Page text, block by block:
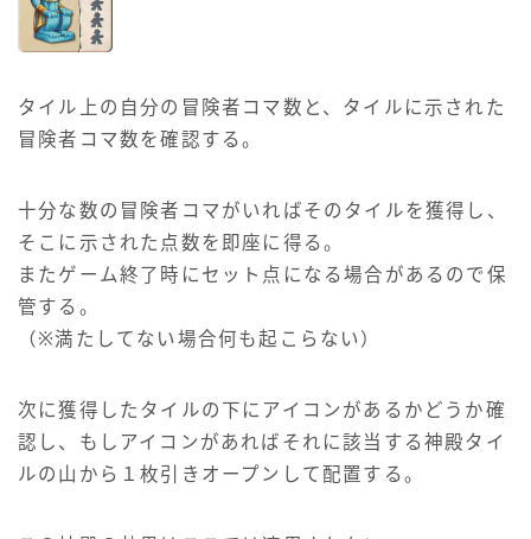
タイル上の自分の冒険者コマ数と、タイルに示された
冒険者コマ数を確認する。
十分な数の冒険者コマがいればそのタイルを獲得し、
そこに示された点数を即座に得る。
またゲーム終了時にセット点になる場合があるので保
管する。
（※満たしてない場合何も起こらない）
次に獲得したタイルの下にアイコンがあるかどうか確
認し、もしアイコンがあればそれに該当する神殿タイ
ルの山から１枚引きオープンして配置する。